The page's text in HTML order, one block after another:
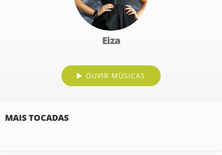
Eiza
OUVIR MÚSICAS
MAIS TOCADAS